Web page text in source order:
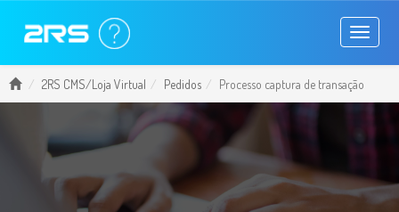
Toggle
2RS CMS/Loja Virtual Pedidos Processo captura de transação